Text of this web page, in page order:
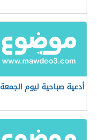
أدعية صباحية ليوم الجمعة